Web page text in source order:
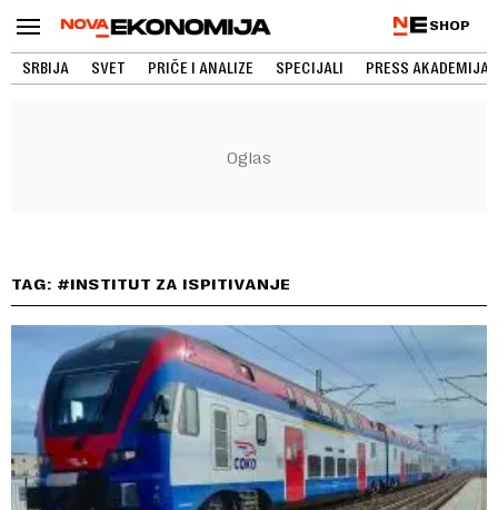
SHOP
SRBIJA SVET PRIČE I ANALIZE SPECIJALI PRESS AKADEMIJA
TAG: #INSTITUT ZA ISPITIVANJE